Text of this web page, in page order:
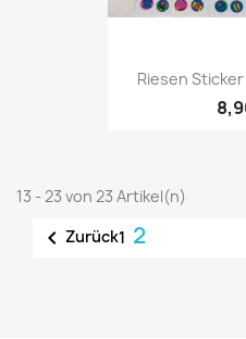
Riesen
13 - 23 von 23 Artikel(n)
 Zurück1 2